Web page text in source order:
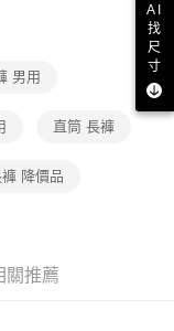
聯繫「AFTEE先享後付
易相關給付款項請求債
，本公司不負相關責
男用
直筒 長褲
降價品
關推薦
AI
找
尺
寸